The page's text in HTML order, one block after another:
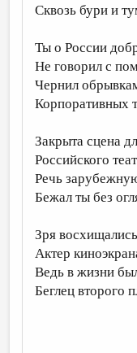
Сквозь бури и
Ты о России
Не говорил с
Чернил
Корпоративных
Закрыта сцена
Российского
Речь
Бежал ты без
Зря
Актер
Ведь в жизни
Беглец второго